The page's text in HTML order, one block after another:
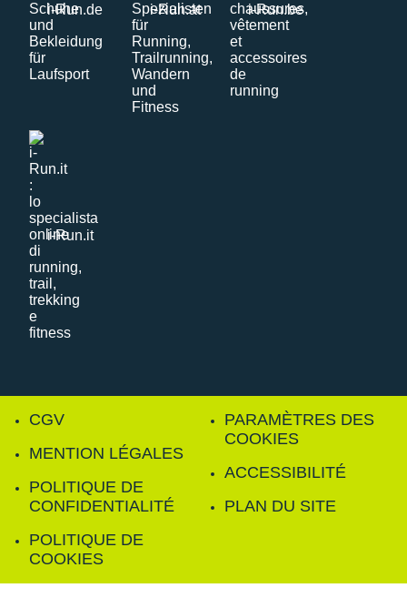
i-Run.de i-Run.at i-Run.be
i-Run.it
CGV
MENTION LÉGALES
POLITIQUE DE
CONFIDENTIALITÉ
POLITIQUE DE
COOKIES
PARAMÈTRES DES
COOKIES
ACCESSIBILITÉ
PLAN DU SITE